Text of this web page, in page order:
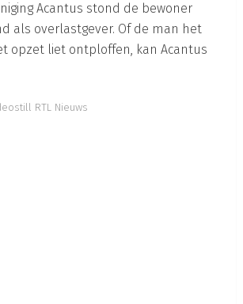
Acantus stond de bewoner
als overlastgever. Of de man het
opzet liet ontploffen, kan Acantus
RTL Nieuws